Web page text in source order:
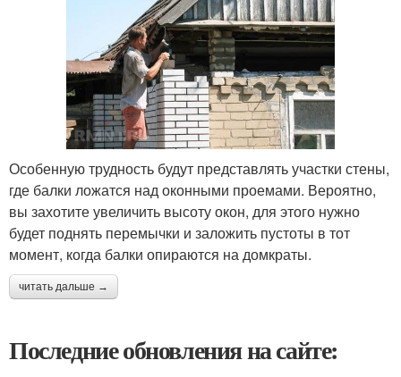
Особенную трудность будут представлять участки стены,
где балки ложатся над оконными проемами. Вероятно,
вы захотите увеличить высоту окон, для этого нужно
будет поднять перемычки и заложить пустоты в тот
момент, когда балки опираются на домкраты.
читать дальше →
Последние обновления на сайте: